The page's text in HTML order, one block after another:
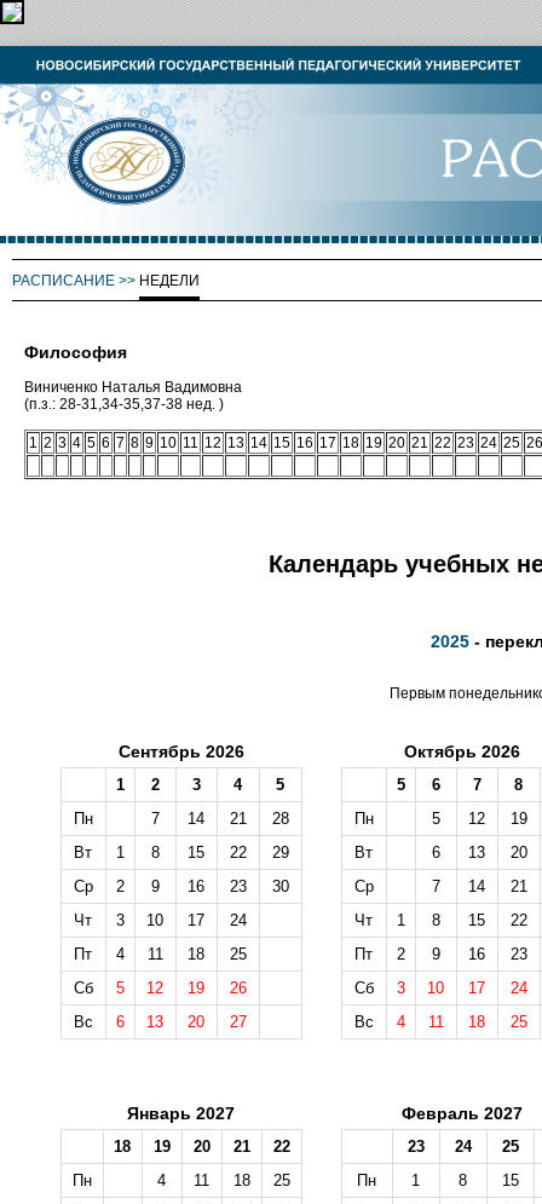
РАСПИСАНИЕ >> НЕДЕЛИ
Философия
Виниченко Наталья Вадимовна
(п.з.: 28-31,34-35,37-38 нед. )
1 2 3 4 5 6 7 8 9 10 11 12 13 14 15 16 17 18 19 20 21 22 23 24 25 26
Календарь учебных
2025 -
Первым
Сентябрь 2026
1 2 3 4
5
Пн
7 14 21
28
Вт
1 8 15 22
29
Ср
2 9 16 23
30
Чт
3 10 17
24
Пт
4 11 18
25
Сб
5 12 19
26
Вс
6 13 20 27
Октябрь 2026
5 6 7
8
Пн
5 12
19
Вт
6 13
20
Ср
7 14
21
Чт
1 8 15
22
Пт
2 9 16
23
Сб
3 10 17
24
Вс
4 11 18 25
Январь 2027
18 19 20 21
22
Пн
4 11 18
25
Февраль 2027
23 24
25
Пн
1 8
15